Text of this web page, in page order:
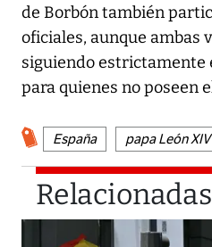
de Borbón también
oficiales, aunque ambas
siguiendo estrictamente
para quienes no poseen
España papa León XIV
Relacionadas